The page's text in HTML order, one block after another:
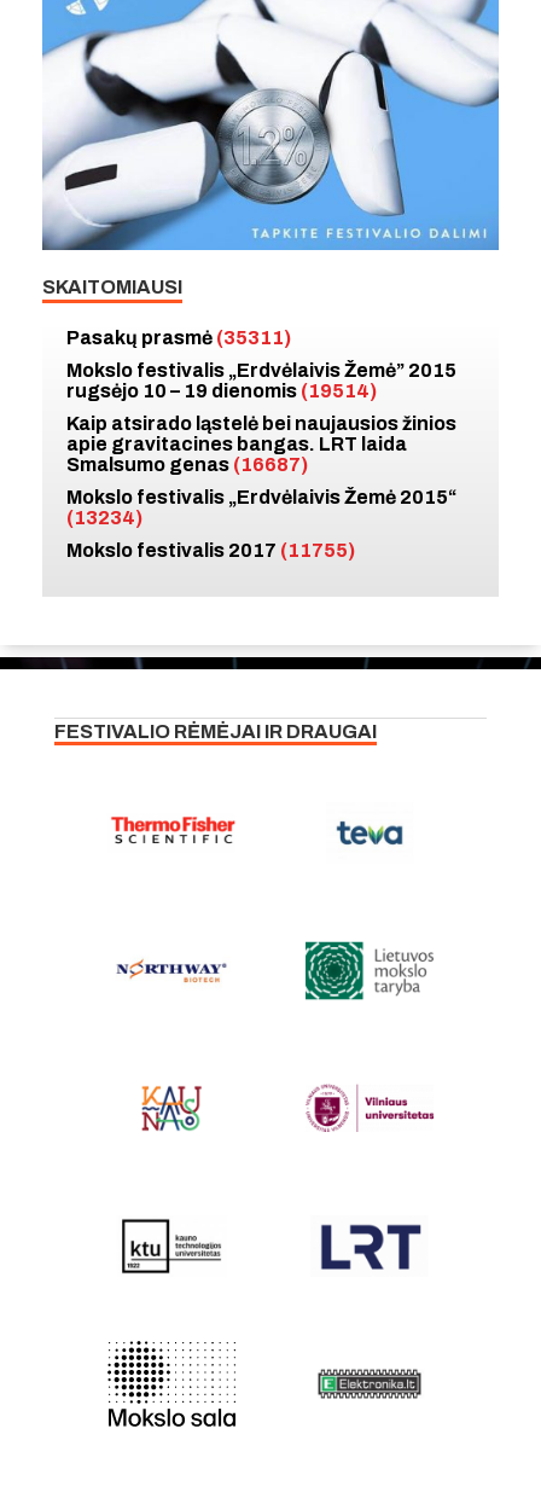
SKAITOMIAUSI
Pasakų prasmė (35311)
Mokslo festivalis „Erdvėlaivis Žemė” 2015
rugsėjo 10 – 19 dienomis (19514)
Kaip atsirado ląstelė bei naujausios žinios
apie gravitacines bangas. LRT laida
Smalsumo genas (16687)
Mokslo festivalis „Erdvėlaivis Žemė 2015“
(13234)
Mokslo festivalis 2017 (11755)
FESTIVALIO RĖMĖJAI IR DRAUGAI